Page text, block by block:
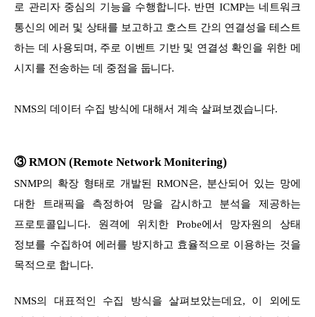
로 관리자 중심의 기능을 수행합니다. 반면 ICMP는 네트워크
통신의 에러 및 상태를 보고하고 호스트 간의 연결성을 테스트
하는 데 사용되며, 주로 이벤트 기반 및 연결성 확인을 위한 메
시지를 전송하는 데 중점을 둡니다.
NMS의 데이터 수집 방식에 대해서 계속 살펴보겠습니다.
③ RMON (Remote Network Monitering)
SNMP의 확장 형태로 개발된 RMON은, 분산되어 있는 망에
대한 트래픽을 측정하여 망을 감시하고 분석을 제공하는
프로토콜입니다. 원격에 위치한 Probe에서 망자원의 상태
정보를 수집하여 에러를 방지하고 효율적으로 이용하는 것을
목적으로 합니다.
NMS의 대표적인 수집 방식을 살펴보았는데요, 이 외에도